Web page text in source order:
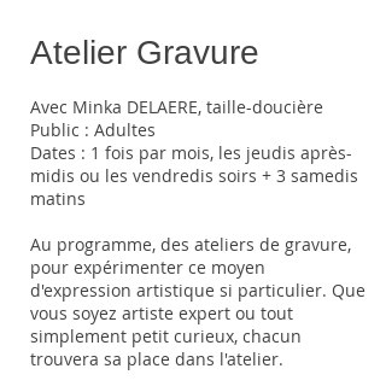
Atelier Gravure
Avec Minka DELAERE, taille-doucière
Public : Adultes
Dates : 1 fois par mois, les jeudis après-
midis ou les vendredis soirs + 3 samedis
matins
Au programme, des ateliers de gravure,
pour expérimenter ce moyen
d'expression artistique si particulier. Que
vous soyez artiste expert ou tout
simplement petit curieux, chacun
trouvera sa place dans l'atelier.